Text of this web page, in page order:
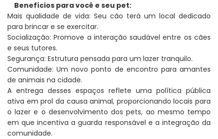
Benefícios para você e seu pet:
Mais qualidade de vida: Seu cão terá um local dedicado
para brincar e se exercitar.
Socialização: Promove a interação saudável entre os cães
e seus tutores.
Segurança: Estrutura pensada para um lazer tranquilo.
Comunidade: Um novo ponto de encontro para amantes
de animais na cidade.
A entrega desses espaços reflete uma política pública
ativa em prol da causa animal, proporcionando locais para
o lazer e o desenvolvimento dos pets, ao mesmo tempo
em que incentiva a guarda responsável e a integração da
comunidade.